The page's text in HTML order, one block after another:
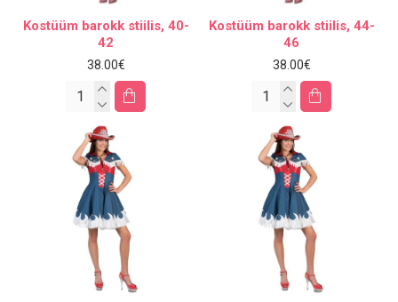
Kostüüm barokk stiilis, 40-
42
38.00€
Kostüüm barokk stiilis, 44-
46
38.00€